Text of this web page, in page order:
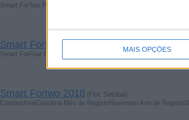
MAIS OPÇÕES
Smart ForTwo Prime muito-2000€
Smart Forfour 2018
(Acabada, Aveiro)
Smart ForFour Electric Drive Prime 5200€ MarcaSmart
Smart Fortwo 2018 (Flor, Setúbal)
CombustívelGasolina Mês de RegistoNovembro Ano de